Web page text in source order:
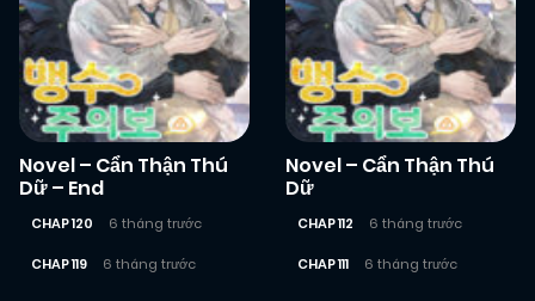
Novel – Cẩn Thận Thú
Dữ – End
CHAP 120 6 tháng trước
CHAP 119 6 tháng trước
Novel – Cẩn Thận Thú
Dữ
CHAP 112 6 tháng trước
CHAP 111 6 tháng trước